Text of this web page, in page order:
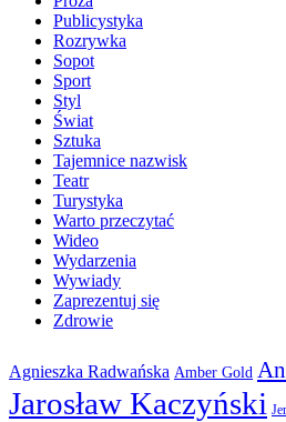
Publicystyka
Rozrywka
Sopot
Sport
Styl
Świat
Sztuka
Tajemnice nazwisk
Teatr
Turystyka
Warto przeczytać
Wideo
Wydarzenia
Wywiady
Zaprezentuj się
Zdrowie
Agnieszka Radwańska Amber Gold
Jarosław Kaczyński